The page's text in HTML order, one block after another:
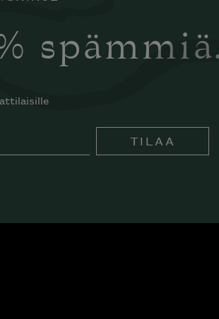
spämmiä.
TILAA